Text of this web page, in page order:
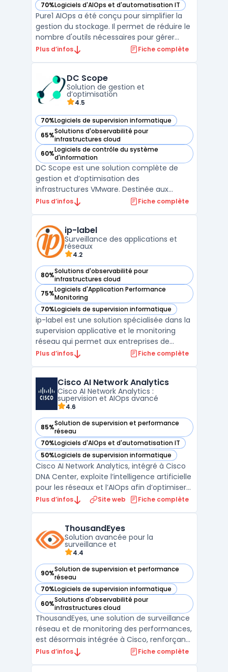
70%Logiciels d'AIOps et d'automatisation IT
— voir Pure1® dans cette catégorie
Pure1 AIOps a été conçu pour simplifier la
gestion du stockage. Il permet de réduire le
nombre d'outils nécessaires pour gérer
efficacement votre stockage grâce à une
l'utilisation de votre environnement Pure
Storage.Avec Pure1, ...
Plus d’infos Fiche complète
DC Scope
Solution de gestion et
d’optimisation
4.5
70%Logiciels de supervision informatique
— voir DC Scope dans cette catégorie
65%Solutions d'observabilité pour
infrastructures cloud
— voir DC Scope dans cette catégorie
60%Logiciels de contrôle du système
d'information
— voir DC Scope dans cette catégorie
DC Scope est une solution complète de
gestion et d’optimisation des
infrastructures VMware. Destinée aux
administrateurs IT, elle permet de surveiller,
environnement vSphere. Grâce à ses
fonctionnalités avancées de monitorin ...
Plus d’infos Fiche complète
ip-label
Surveillance des applications et
réseaux
4.2
80%Solutions d'observabilité pour
infrastructures cloud
— voir ip-label dans cette catégorie
75%Logiciels d'Application Performance
Monitoring
— voir ip-label dans cette catégorie
70%Logiciels de supervision informatique
— voir ip-label dans cette catégorie
ip-label est une solution spécialisée dans la
supervision applicative et le monitoring
réseau qui permet aux entreprises de
mesurer en continu la performance digitale
lenteurs, interruptions et anomalies afin d ...
Plus d’infos Fiche complète
Cisco AI Network Analytics
Cisco AI Network Analytics :
supervision et AIOps avancé
4.6
85%Solution de supervision et performance
réseau
— voir Cisco AI Network Analytics dans cette catégorie
70%Logiciels d'AIOps et d'automatisation IT
— voir Cisco AI Network Analytics dans cette catégorie
50%Logiciels de supervision informatique
— voir Cisco AI Network Analytics dans cette catégorie
Cisco AI Network Analytics, intégré à Cisco
DNA Center, exploite l’intelligence artificielle
pour les réseaux et l’AIOps afin d’optimiser
la supervision des infrastructures
réseau, cette solution identifie les
problèmes e ...
Plus d’infos Site web Fiche complète
ThousandEyes
Solution avancée pour la
surveillance et
4.4
90%Solution de supervision et performance
réseau
— voir ThousandEyes dans cette catégorie
70%Logiciels de supervision informatique
— voir ThousandEyes dans cette catégorie
60%Solutions d'observabilité pour
infrastructures cloud
— voir ThousandEyes dans cette catégorie
ThousandEyes, une solution de surveillance
réseau et de monitoring des performances,
est désormais intégrée à Cisco, renforçant
ainsi ses capacités de gestion et d'analyse
Plus d’infos Fiche complète